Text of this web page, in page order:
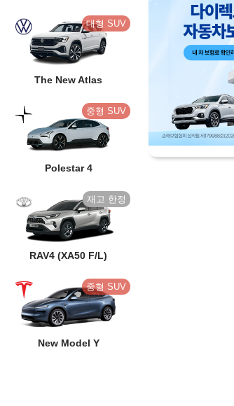
대형 SUV
The New Atlas
중형 SUV
Polestar 4
RAV4 (XA50 F/L)
중형 SUV
New Model Y